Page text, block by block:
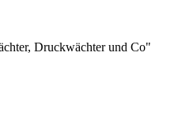
Druckwächter und Co"